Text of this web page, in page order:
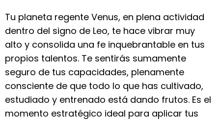
Tu planeta regente Venus, en plena actividad
dentro del signo de Leo, te hace vibrar muy
alto y consolida una fe inquebrantable en tus
propios talentos. Te sentirás sumamente
seguro de tus capacidades, plenamente
consciente de que todo lo que has cultivado,
estudiado y entrenado está dando frutos. Es el
momento estratégico ideal para aplicar tus